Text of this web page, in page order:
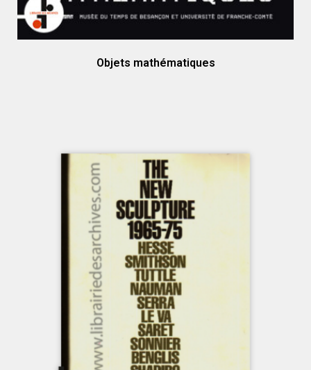
Objets mathématiques